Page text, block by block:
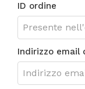
ID ordine
Indirizzo email